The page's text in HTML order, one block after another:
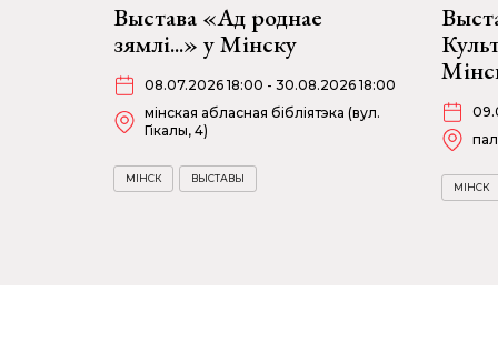
Выстава «Ад роднае
зямлі...» у Мінску
08.07.2026 18:00 - 30.08.2026 18:00
мінская абласная бібліятэка (вул.
Гікалы, 4)
МІНСК ВЫСТАВЫ
МІНСК